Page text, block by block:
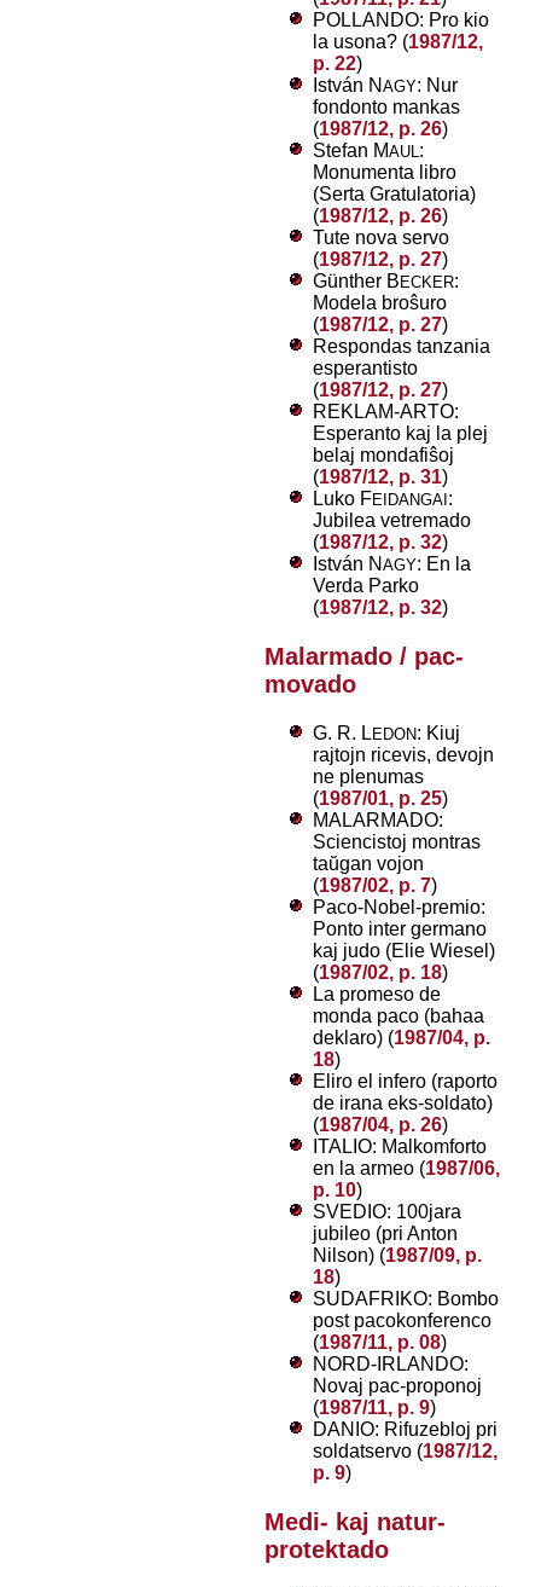
POLLANDO: Pro kio
la usona? (1987/12,
p. 22)
István N AGY: Nur
fondonto mankas
(1987/12, p. 26)
Stefan MAUL:
Monumenta libro
(Serta Gratulatoria)
(1987/12, p. 26)
Tute nova servo
(1987/12, p. 27)
Günther B ECKER:
Modela broŝuro
(1987/12, p. 27)
Respondas tanzania
esperantisto
(1987/12, p. 27)
REKLAM-ARTO:
Esperanto kaj la plej
belaj mondafiŝoj
(1987/12, p. 31)
Luko FEIDANGAI :
Jubilea vetremado
(1987/12, p. 32)
István N AGY: En la
Verda Parko
(1987/12, p. 32)
Malarmado / pac-
movado
G. R. LEDON: Kiuj
rajtojn ricevis, devojn
ne plenumas
(1987/01, p. 25)
MALARMADO:
Sciencistoj montras
taŭgan vojon
(1987/02, p. 7)
Paco-Nobel-premio:
Ponto inter germano
kaj judo (Elie Wiesel)
(1987/02, p. 18)
La promeso de
monda paco (bahaa
deklaro) (1987/04, p.
18)
Eliro el infero (raporto
de irana eks-soldato)
(1987/04, p. 26)
ITALIO: Malkomforto
en la armeo (1987/06,
p. 10)
SVEDIO: 100jara
jubileo (pri Anton
Nilson) (1987/09, p.
18)
SUDAFRIKO: Bombo
post pacokonferenco
(1987/11, p. 08)
NORD-IRLANDO:
Novaj pac-proponoj
(1987/11, p. 9)
DANIO: Rifuzebloj pri
soldatservo (1987/12,
p. 9)
Medi- kaj natur-
protektado